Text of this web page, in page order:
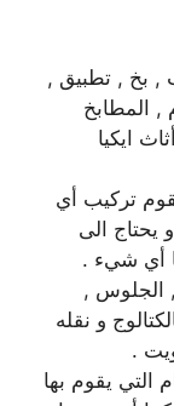
, بخ , تطبيق ,
, المطابخ
ايكيا
تركيب أي
الى
أي شيء .
الجلوس ,
و نقله
.
التي يقوم بها